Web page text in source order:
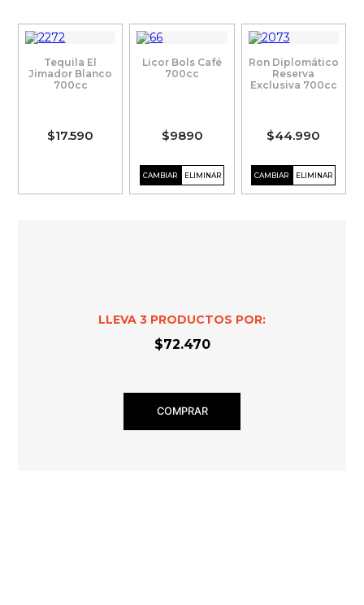
Tequila El
Jimador Blanco
700cc
$17.590
Ron Diplomático
Reserva
Exclusiva 700cc
$44.990
Licor Bols Café
700cc
$9890
LLEVA 3 PRODUCTOS POR:
$72.470
COMPRAR